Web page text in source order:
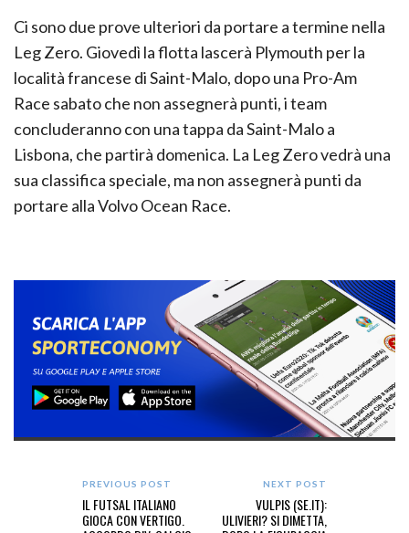
Ci sono due prove ulteriori da portare a termine nella
Leg Zero. Giovedì la flotta lascerà Plymouth per la
località francese di Saint-Malo, dopo una Pro-Am
Race sabato che non assegnerà punti, i team
concluderanno con una tappa da Saint-Malo a
Lisbona, che partirà domenica. La Leg Zero vedrà una
sua classifica speciale, ma non assegnerà punti da
portare alla Volvo Ocean Race.
PREVIOUS POST
IL FUTSAL ITALIANO
GIOCA CON VERTIGO.
NEXT POST
VULPIS (SE.IT):
ULIVIERI? SI DIMETTA,